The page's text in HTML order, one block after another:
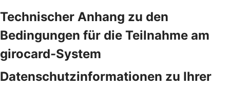
Technischer Anhang zu den
Bedingungen für die Teilnahme am
girocard-System
Datenschutzinformationen zu Ihrer